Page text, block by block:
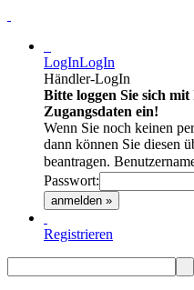
LogInLogIn
Händler-LogIn
Bitte loggen Sie sich
Zugangsdaten ein!
Wenn Sie noch keinen
dann können Sie diesen
beantragen.
Passwort:
anmelden »
Registrieren